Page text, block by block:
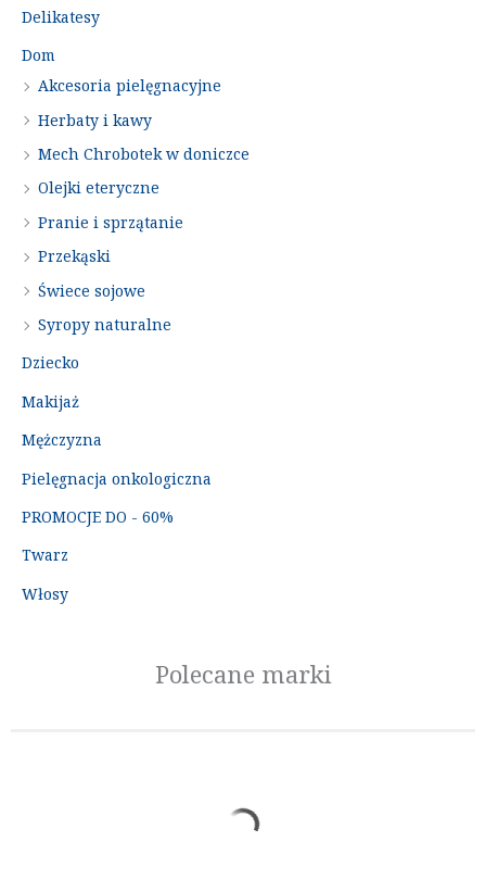
Delikatesy
Dom
Akcesoria pielęgnacyjne
Herbaty i kawy
Mech Chrobotek w doniczce
Olejki eteryczne
Pranie i sprzątanie
Przekąski
Świece sojowe
Syropy naturalne
Dziecko
Makijaż
Mężczyzna
Pielęgnacja onkologiczna
PROMOCJE DO - 60%
Twarz
Włosy
Polecane marki